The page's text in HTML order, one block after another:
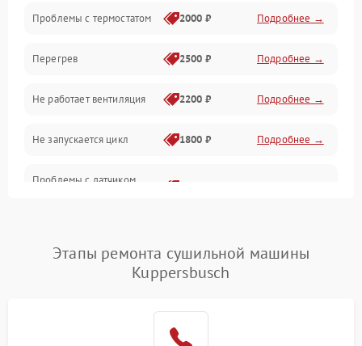
Программное обеспечение
Датчики
Безопасность
Проблемы с термостатом 2000 ₽ Подробнее →
Перегрев 2500 ₽ Подробнее →
Не работает вентиляция 2200 ₽ Подробнее →
Не запускается цикл 1800 ₽ Подробнее →
Проблемы с датчиком
1800 ₽
Этапы ремонта сушильной машины
Kuppersbusch